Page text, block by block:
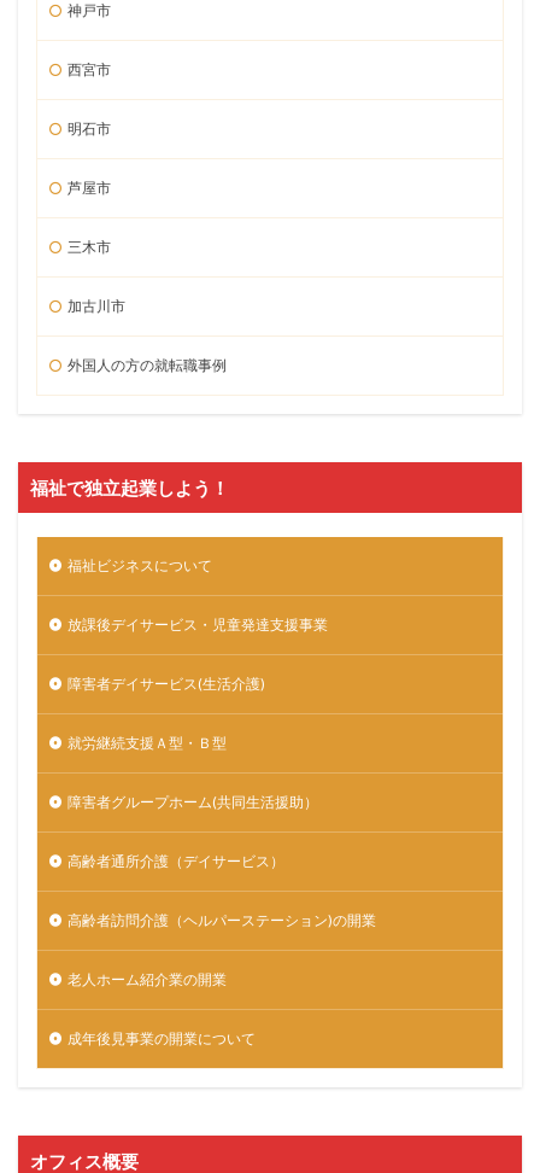
神戸市
西宮市
明石市
芦屋市
三木市
加古川市
外国人の方の就転職事例
福祉で独立起業しよう！
福祉ビジネスについて
放課後デイサービス・児童発達支援事業
障害者デイサービス(生活介護)
就労継続支援Ａ型・Ｂ型
障害者グループホーム(共同生活援助）
高齢者通所介護（デイサービス）
高齢者訪問介護（ヘルパーステーション)の開業
老人ホーム紹介業の開業
成年後見事業の開業について
オフィス概要